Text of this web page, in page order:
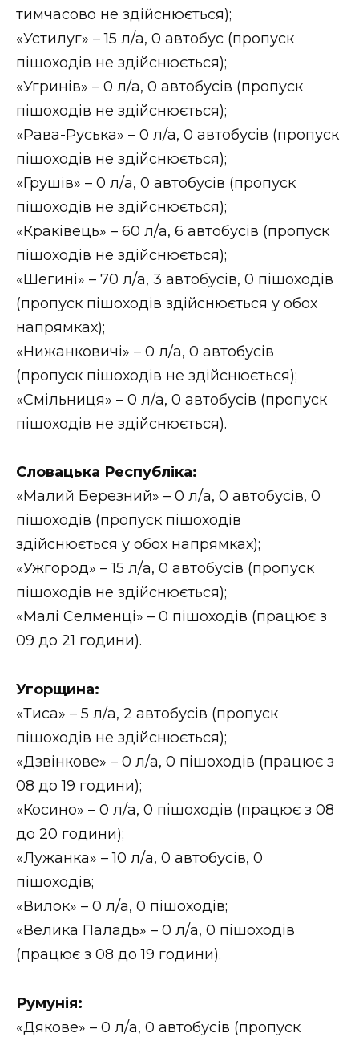
НОВИНИ ЗАХІДНОЇ УКРАЇНИ
ФОТО
ВІДЕО
тимчасово не здійснюється);
«Устилуг» – 15 л/а, 0 автобус (пропуск
пішоходів не здійснюється);
«Угринів» – 0 л/а, 0 автобусів (пропуск
пішоходів не здійснюється);
«Рава-Руська» – 0 л/а, 0 автобусів (пропуск
пішоходів не здійснюється);
«Грушів» – 0 л/а, 0 автобусів (пропуск
пішоходів не здійснюється);
«Краківець» – 60 л/а, 6 автобусів (пропуск
пішоходів не здійснюється);
«Шегині» – 70 л/а, 3 автобусів, 0 пішоходів
(пропуск пішоходів здійснюється у обох
напрямках);
«Нижанковичі» – 0 л/а, 0 автобусів
(пропуск пішоходів не здійснюється);
«Смільниця» – 0 л/а, 0 автобусів (пропуск
пішоходів не здійснюється).
Словацька Республіка:
«Малий Березний» – 0 л/а, 0 автобусів, 0
пішоходів (пропуск пішоходів
здійснюється у обох напрямках);
«Ужгород» – 15 л/а, 0 автобусів (пропуск
пішоходів не здійснюється);
«Малі Селменці» – 0 пішоходів (працює з
09 до 21 години).
Угорщина:
«Тиса» – 5 л/а, 2 автобусів (пропуск
пішоходів не здійснюється);
«Дзвінкове» – 0 л/а, 0 пішоходів (працює з
08 до 19 години);
«Косино» – 0 л/а, 0 пішоходів (працює з 08
до 20 години);
«Лужанка» – 10 л/а, 0 автобусів, 0
пішоходів;
«Вилок» – 0 л/а, 0 пішоходів;
«Велика Паладь» – 0 л/а, 0 пішоходів
(працює з 08 до 19 години).
Румунія:
«Дякове» – 0 л/а, 0 автобусів (пропуск